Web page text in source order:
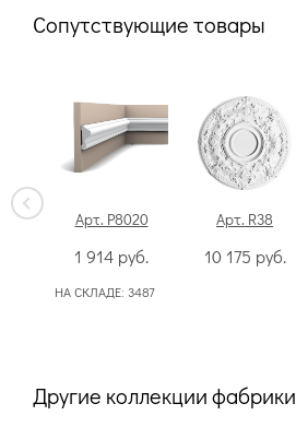
Сопутствующие товары
Арт. P8020
1 914 руб.
НА СКЛАДЕ: 3487
Арт. R38
10 175 руб.
Другие коллекции фабрики